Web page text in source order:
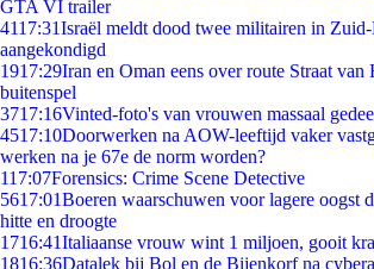
GTA VI trailer
4117:31Israël meldt dood twee militairen in
aangekondigd
1917:29Iran en Oman eens over route Straat
buitenspel
3717:16Vinted-foto's van vrouwen massaal
4517:10Doorwerken na AOW-leeftijd vaker
werken na je 67e de norm worden?
117:07Forensics: Crime Scene Detective
5617:01Boeren waarschuwen voor lagere oogst
hitte en droogte
1716:41Italiaanse vrouw wint 1 miljoen, gooit
1816:36Datalek bij Bol en de Bijenkorf na